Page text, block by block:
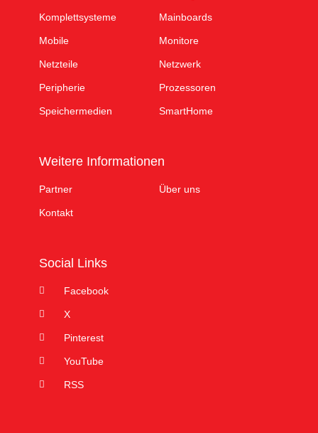
Komplettsysteme Mainboards
Mobile Monitore
Netzteile Netzwerk
Peripherie Prozessoren
Speichermedien SmartHome
Weitere Informationen
Partner Über uns
Kontakt
Social Links
Facebook
X
Pinterest
YouTube
RSS